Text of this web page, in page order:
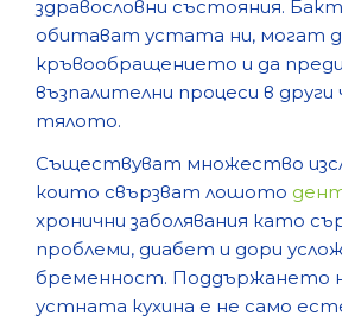
здравословни състояния.
обитават устата ни, могат
кръвообращението и да
възпалителни процеси в други
тялото.
Съществуват множество
които свързват лошото
хронични заболявания като
проблеми, диабет и дори
бременност. Поддържането
устната кухина е не само